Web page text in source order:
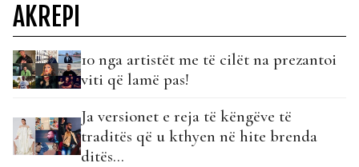
AKREPI
10 nga artistët me të cilët na prezantoi
viti që lamë pas!
Ja versionet e reja të këngëve të
traditës që u kthyen në hite brenda
ditës...